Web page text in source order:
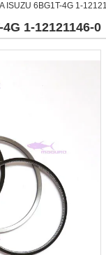
ISUZU 6BG1T-4G 1-
1-12121146-0